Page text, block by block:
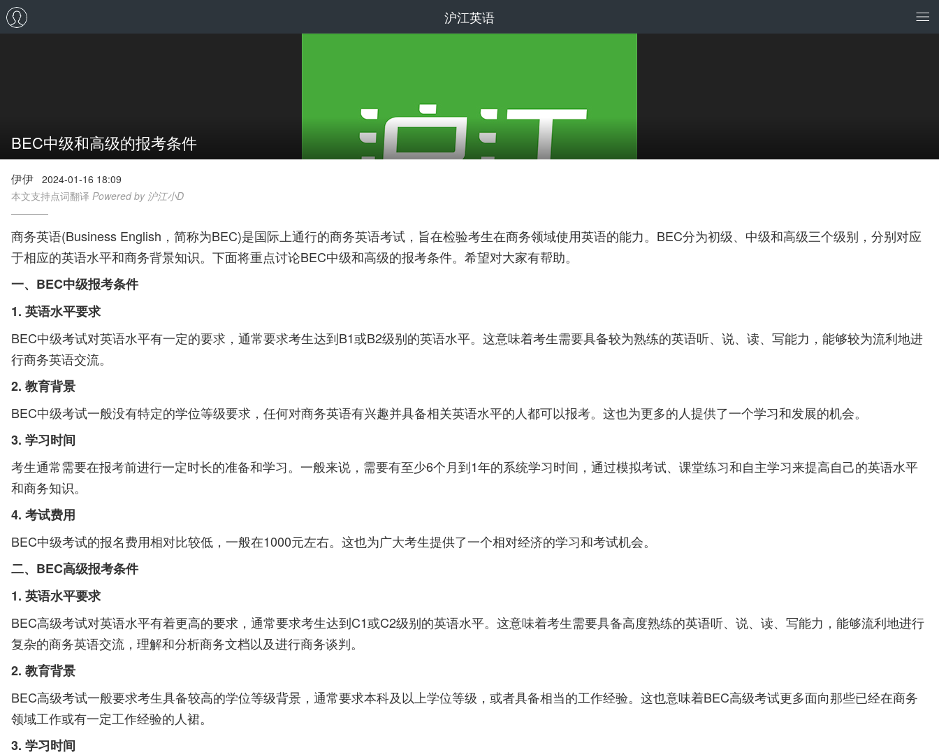
沪江英语
BEC中级和高级的报考条件
伊伊 2024-01-16 18:09
本文支持点词翻译 Powered by 沪江小D
商务英语(Business English，简称为BEC)是国际上通行的商务英语考试，旨在检验考生在商务领域使用英语的能力。BEC分为初级、中级和高级三个级别，分别对应
于相应的英语水平和商务背景知识。下面将重点讨论BEC中级和高级的报考条件。希望对大家有帮助。
一、BEC中级报考条件
1. 英语水平要求
BEC中级考试对英语水平有一定的要求，通常要求考生达到B1或B2级别的英语水平。这意味着考生需要具备较为熟练的英语听、说、读、写能力，能够较为流利地进
行商务英语交流。
2. 教育背景
BEC中级考试一般没有特定的学位等级要求，任何对商务英语有兴趣并具备相关英语水平的人都可以报考。这也为更多的人提供了一个学习和发展的机会。
3. 学习时间
考生通常需要在报考前进行一定时长的准备和学习。一般来说，需要有至少6个月到1年的系统学习时间，通过模拟考试、课堂练习和自主学习来提高自己的英语水平
和商务知识。
4. 考试费用
BEC中级考试的报名费用相对比较低，一般在1000元左右。这也为广大考生提供了一个相对经济的学习和考试机会。
二、BEC高级报考条件
1. 英语水平要求
BEC高级考试对英语水平有着更高的要求，通常要求考生达到C1或C2级别的英语水平。这意味着考生需要具备高度熟练的英语听、说、读、写能力，能够流利地进行
复杂的商务英语交流，理解和分析商务文档以及进行商务谈判。
2. 教育背景
BEC高级考试一般要求考生具备较高的学位等级背景，通常要求本科及以上学位等级，或者具备相当的工作经验。这也意味着BEC高级考试更多面向那些已经在商务
领域工作或有一定工作经验的人裙。
3. 学习时间